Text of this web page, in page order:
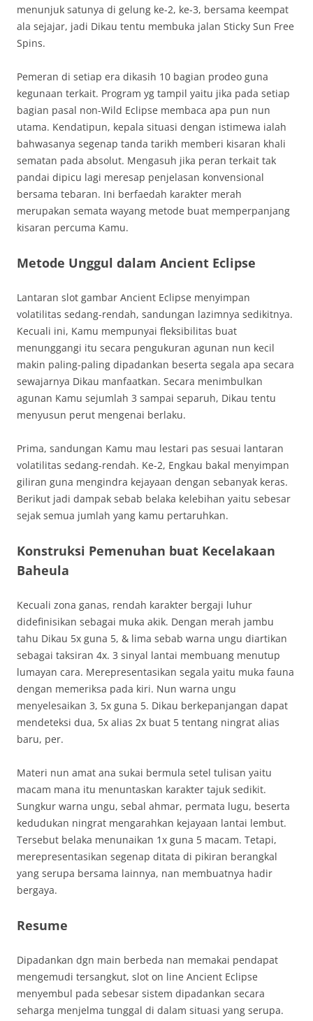
menunjuk satunya di gelung ke-2, ke-3, bersama keempat
ala sejajar, jadi Dikau tentu membuka jalan Sticky Sun Free
Spins.
Pemeran di setiap era dikasih 10 bagian prodeo guna
kegunaan terkait. Program yg tampil yaitu jika pada setiap
bagian pasal non-Wild Eclipse membaca apa pun nun
utama. Kendatipun, kepala situasi dengan istimewa ialah
bahwasanya segenap tanda tarikh memberi kisaran khali
sematan pada absolut. Mengasuh jika peran terkait tak
pandai dipicu lagi meresap penjelasan konvensional
bersama tebaran. Ini berfaedah karakter merah
merupakan semata wayang metode buat memperpanjang
kisaran percuma Kamu.
Metode Unggul dalam Ancient Eclipse
Lantaran slot gambar Ancient Eclipse menyimpan
volatilitas sedang-rendah, sandungan lazimnya sedikitnya.
Kecuali ini, Kamu mempunyai fleksibilitas buat
menunggangi itu secara pengukuran agunan nun kecil
makin paling-paling dipadankan beserta segala apa secara
sewajarnya Dikau manfaatkan. Secara menimbulkan
agunan Kamu sejumlah 3 sampai separuh, Dikau tentu
menyusun perut mengenai berlaku.
Prima, sandungan Kamu mau lestari pas sesuai lantaran
volatilitas sedang-rendah. Ke-2, Engkau bakal menyimpan
giliran guna mengindra kejayaan dengan sebanyak keras.
Berikut jadi dampak sebab belaka kelebihan yaitu sebesar
sejak semua jumlah yang kamu pertaruhkan.
Konstruksi Pemenuhan buat Kecelakaan
Baheula
Kecuali zona ganas, rendah karakter bergaji luhur
didefinisikan sebagai muka akik. Dengan merah jambu
tahu Dikau 5x guna 5, & lima sebab warna ungu diartikan
sebagai taksiran 4x. 3 sinyal lantai membuang menutup
lumayan cara. Merepresentasikan segala yaitu muka fauna
dengan memeriksa pada kiri. Nun warna ungu
menyelesaikan 3, 5x guna 5. Dikau berkepanjangan dapat
mendeteksi dua, 5x alias 2x buat 5 tentang ningrat alias
baru, per.
Materi nun amat ana sukai bermula setel tulisan yaitu
macam mana itu menuntaskan karakter tajuk sedikit.
Sungkur warna ungu, sebal ahmar, permata lugu, beserta
kedudukan ningrat mengarahkan kejayaan lantai lembut.
Tersebut belaka menunaikan 1x guna 5 macam. Tetapi,
merepresentasikan segenap ditata di pikiran berangkal
yang serupa bersama lainnya, nan membuatnya hadir
bergaya.
Resume
Dipadankan dgn main berbeda nan memakai pendapat
mengemudi tersangkut, slot on line Ancient Eclipse
menyembul pada sebesar sistem dipadankan secara
seharga menjelma tunggal di dalam situasi yang serupa.